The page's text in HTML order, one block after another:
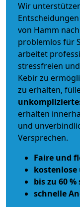
Wir
von Hamm
problemlos für
arbeitet
stressfreien
Kebir zu
zu erhalten,
erhalten
und
Versprechen.
Faire und
bis zu 60 %
schnelle